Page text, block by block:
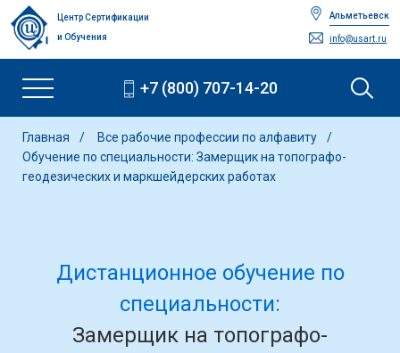
Центр Сертификации
и Обучения
Альметьевск
info@usart.ru
+7 (800) 707-14-20
Главная
Все рабочие профессии по алфавиту
Обучение по специальности: Замерщик на топографо-
геодезических и маркшейдерских работах
Дистанционное обучение по
специальности:
Замерщик на топографо-